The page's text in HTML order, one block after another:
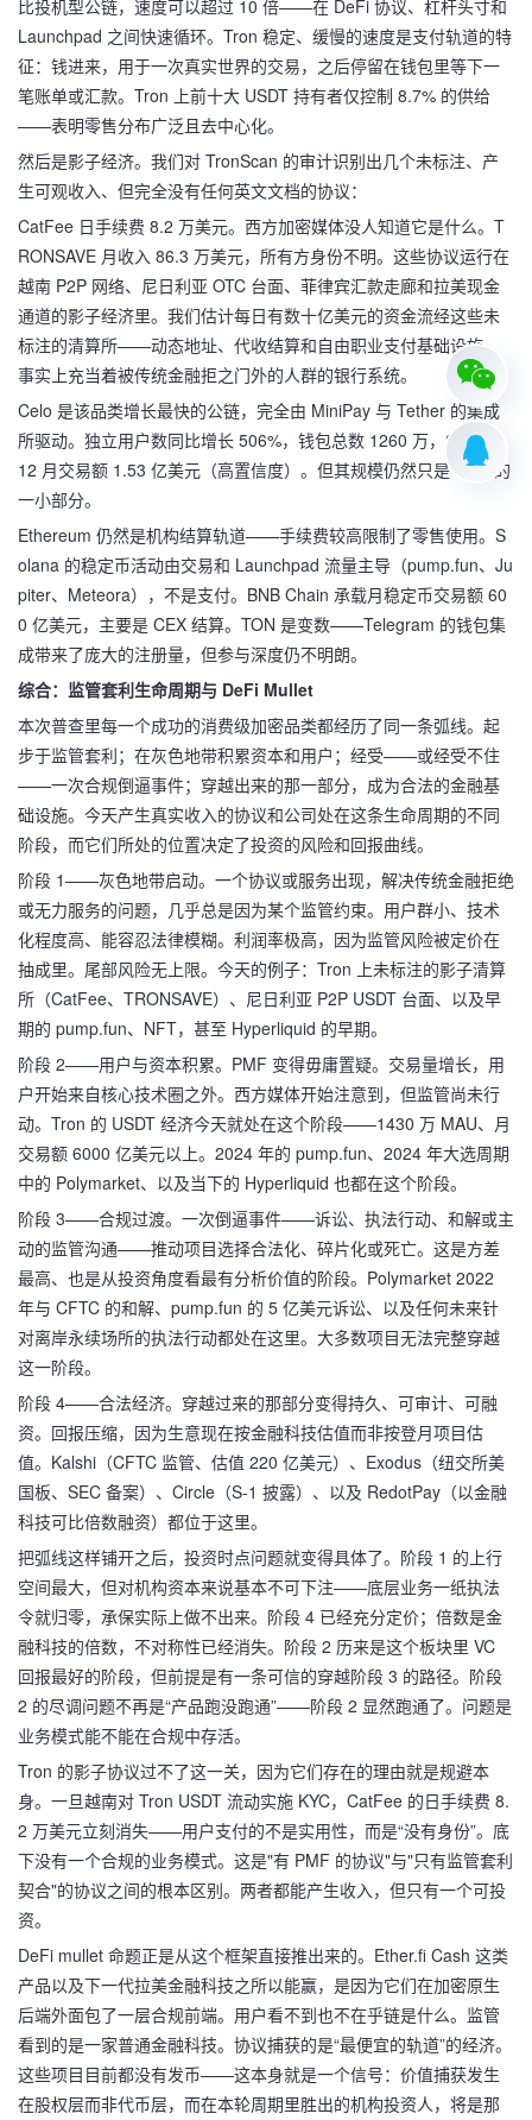
比投机型公链，速度可以超过 10 倍——在 DeFi 协议、杠杆头寸和
Launchpad 之间快速循环。Tron 稳定、缓慢的速度是支付轨道的特
征：钱进来，用于一次真实世界的交易，之后停留在钱包里等下一
笔账单或汇款。Tron 上前十大 USDT 持有者仅控制 8.7% 的供给
——表明零售分布广泛且去中心化。
然后是影子经济。我们对 TronScan 的审计识别出几个未标注、产
生可观收入、但完全没有任何英文文档的协议：
CatFee 日手续费 8.2 万美元。西方加密媒体没人知道它是什么。T
RONSAVE 月收入 86.3 万美元，所有方身份不明。这些协议运行在
越南 P2P 网络、尼日利亚 OTC 台面、菲律宾汇款走廊和拉美现金
通道的影子经济里。我们估计每日有数十亿美元的资金流经这些未
标注的清算所——动态地址、代收结算和自由职业支付基础设施，
事实上充当着被传统金融拒之门外的人群的银行系统。
Celo 是该品类增长最快的公链，完全由 MiniPay 与 Tether 的集成
所驱动。独立用户数同比增长 506%，钱包总数 1260 万，2025 年
12 月交易额 1.53 亿美元（高置信度）。但其规模仍然只是 Tron 的
一小部分。
Ethereum 仍然是机构结算轨道——手续费较高限制了零售使用。S
olana 的稳定币活动由交易和 Launchpad 流量主导（pump.fun、Ju
piter、Meteora），不是支付。BNB Chain 承载月稳定币交易额 60
0 亿美元，主要是 CEX 结算。TON 是变数——Telegram 的钱包集
成带来了庞大的注册量，但参与深度仍不明朗。
综合：监管套利生命周期与 DeFi Mullet
本次普查里每一个成功的消费级加密品类都经历了同一条弧线。起
步于监管套利；在灰色地带积累资本和用户；经受——或经受不住
——一次合规倒逼事件；穿越出来的那一部分，成为合法的金融基
础设施。今天产生真实收入的协议和公司处在这条生命周期的不同
阶段，而它们所处的位置决定了投资的风险和回报曲线。
阶段 1——灰色地带启动。一个协议或服务出现，解决传统金融拒绝
或无力服务的问题，几乎总是因为某个监管约束。用户群小、技术
化程度高、能容忍法律模糊。利润率极高，因为监管风险被定价在
抽成里。尾部风险无上限。今天的例子：Tron 上未标注的影子清算
所（CatFee、TRONSAVE）、尼日利亚 P2P USDT 台面、以及早
期的 pump.fun、NFT，甚至 Hyperliquid 的早期。
阶段 2——用户与资本积累。PMF 变得毋庸置疑。交易量增长，用
户开始来自核心技术圈之外。西方媒体开始注意到，但监管尚未行
动。Tron 的 USDT 经济今天就处在这个阶段——1430 万 MAU、月
交易额 6000 亿美元以上。2024 年的 pump.fun、2024 年大选周期
中的 Polymarket、以及当下的 Hyperliquid 也都在这个阶段。
阶段 3——合规过渡。一次倒逼事件——诉讼、执法行动、和解或主
动的监管沟通——推动项目选择合法化、碎片化或死亡。这是方差
最高、也是从投资角度看最有分析价值的阶段。Polymarket 2022
年与 CFTC 的和解、pump.fun 的 5 亿美元诉讼、以及任何未来针
对离岸永续场所的执法行动都处在这里。大多数项目无法完整穿越
这一阶段。
阶段 4——合法经济。穿越过来的那部分变得持久、可审计、可融
资。回报压缩，因为生意现在按金融科技估值而非按登月项目估
值。Kalshi（CFTC 监管、估值 220 亿美元）、Exodus（纽交所美
国板、SEC 备案）、Circle（S-1 披露）、以及 RedotPay（以金融
科技可比倍数融资）都位于这里。
把弧线这样铺开之后，投资时点问题就变得具体了。阶段 1 的上行
空间最大，但对机构资本来说基本不可下注——底层业务一纸执法
令就归零，承保实际上做不出来。阶段 4 已经充分定价；倍数是金
融科技的倍数，不对称性已经消失。阶段 2 历来是这个板块里 VC
回报最好的阶段，但前提是有一条可信的穿越阶段 3 的路径。阶段
2 的尽调问题不再是“产品跑没跑通”——阶段 2 显然跑通了。问题是
业务模式能不能在合规中存活。
Tron 的影子协议过不了这一关，因为它们存在的理由就是规避本
身。一旦越南对 Tron USDT 流动实施 KYC，CatFee 的日手续费 8.
2 万美元立刻消失——用户支付的不是实用性，而是“没有身份”。底
下没有一个合规的业务模式。这是"有 PMF 的协议"与"只有监管套利
契合"的协议之间的根本区别。两者都能产生收入，但只有一个可投
资。
DeFi mullet 命题正是从这个框架直接推出来的。Ether.fi Cash 这类
产品以及下一代拉美金融科技之所以能赢，是因为它们在加密原生
后端外面包了一层合规前端。用户看不到也不在乎链是什么。监管
看到的是一家普通金融科技。协议捕获的是“最便宜的轨道”的经济。
这些项目目前都没有发币——这本身就是一个信号：价值捕获发生
在股权层而非代币层，而在本轮周期里胜出的机构投资人，将是那